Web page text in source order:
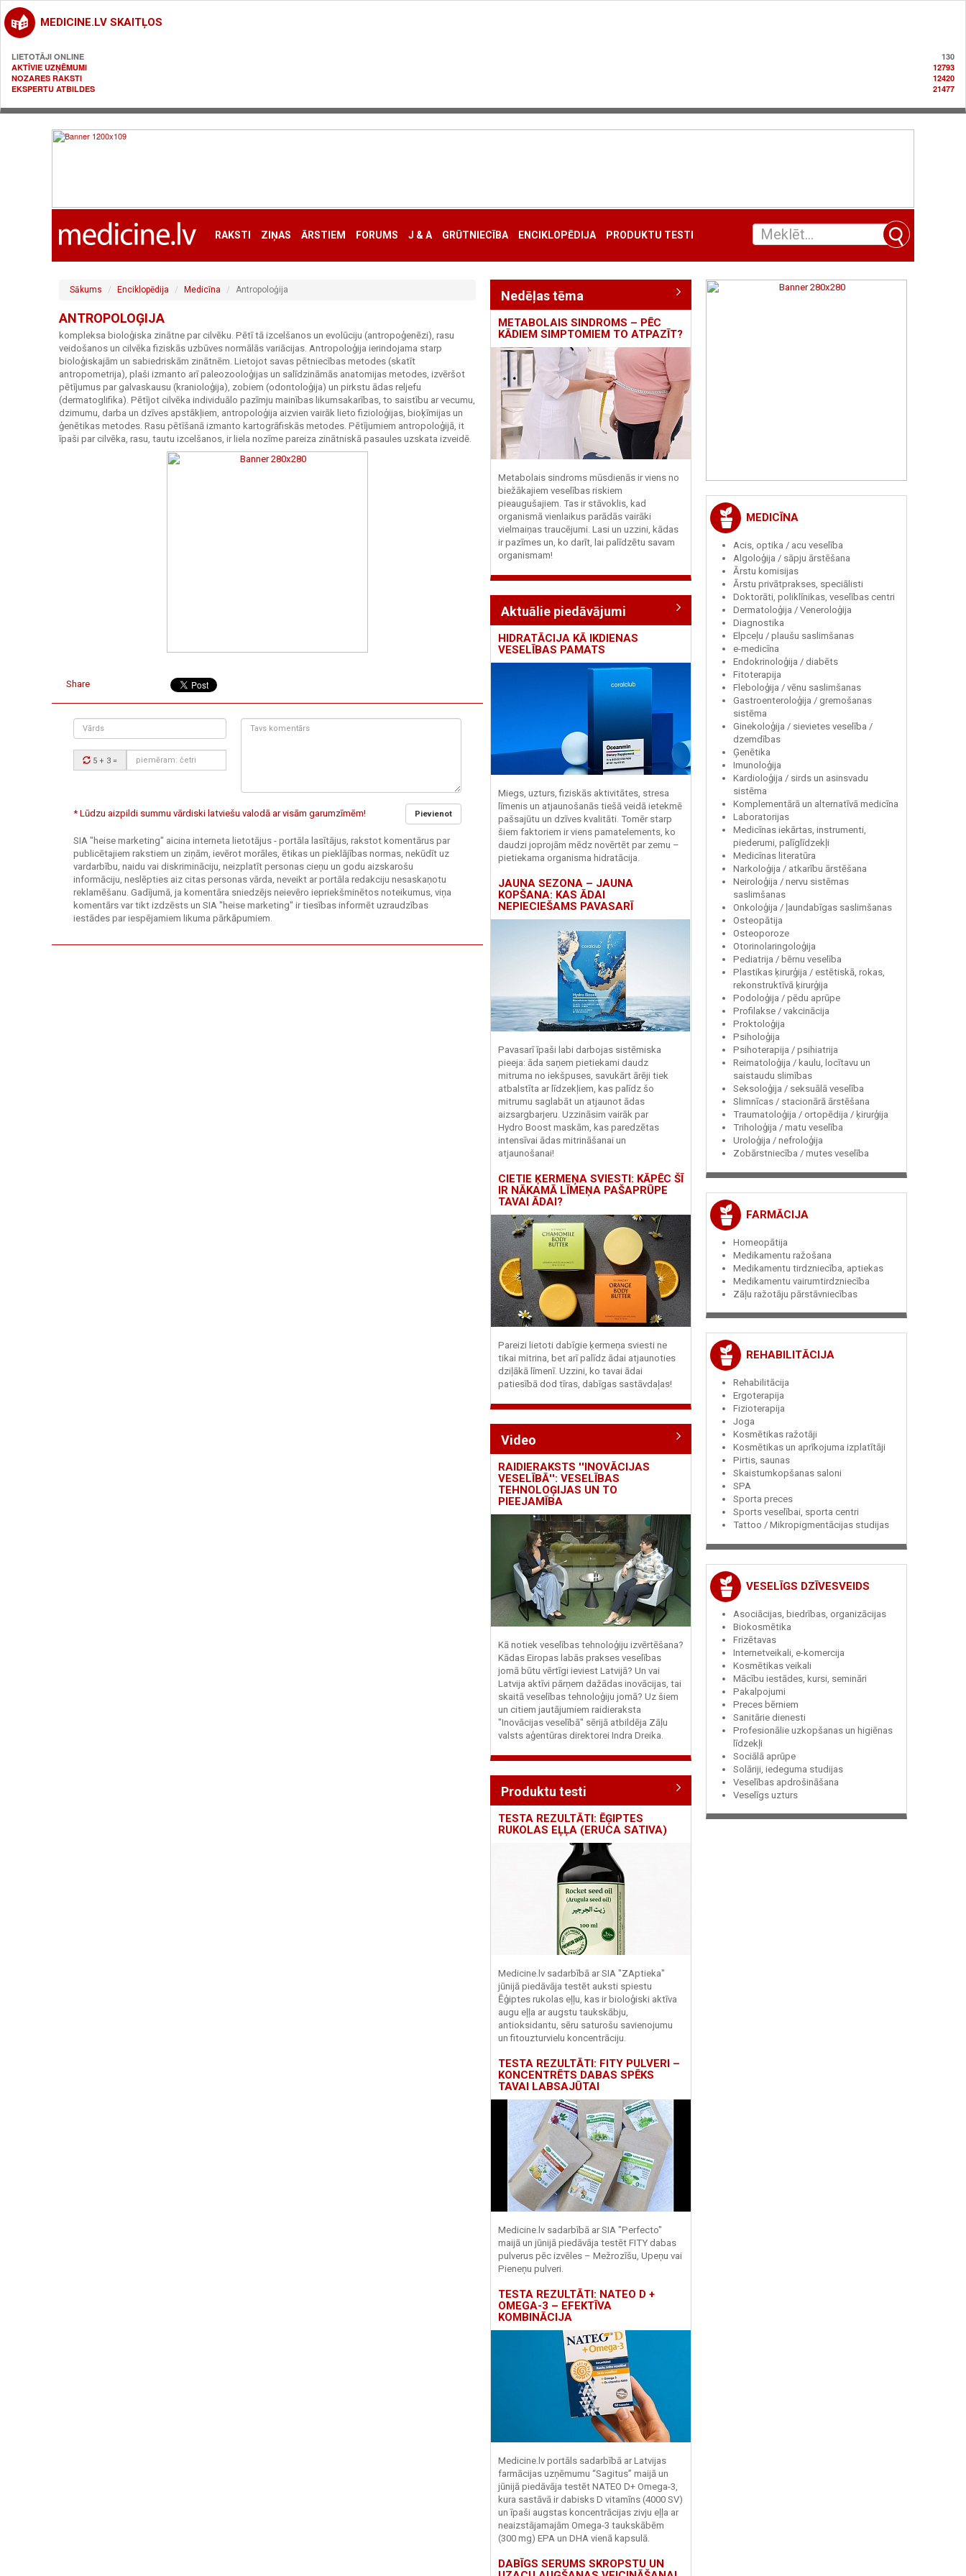
MEDICINE.LV SKAITĻOS
LIETOTĀJI ONLINE
130
AKTĪVIE UZŅĒMUMI
12793
NOZARES RAKSTI
12420
EKSPERTU ATBILDES
21477
RAKSTI ZIŅAS ĀRSTIEM FORUMS J & A GRŪTNIECĪBA ENCIKLOPĒDIJA PRODUKTU TESTI
Sākums Enciklopēdija Medicīna Antropoloģija
ANTROPOLOĢIJA
kompleksa bioloģiska zinātne par cilvēku. Pētī tā izcelšanos un evolūciju (antropoģenēzi), rasu
veidošanos un cilvēka fiziskās uzbūves normālās variācijas. Antropoloģija ierindojama starp
bioloģiskajām un sabiedriskām zinātnēm. Lietojot savas pētniecības metodes (skatīt
antropometrija), plaši izmanto arī paleozooloģijas un salīdzināmās anatomijas metodes, izvēršot
pētījumus par galvaskausu (kranioloģija), zobiem (odontoloģija) un pirkstu ādas reljefu
(dermatoglifika). Pētījot cilvēka individuālo pazīmju mainības likumsakarības, to saistību ar vecumu,
dzimumu, darba un dzīves apstākļiem, antropoloģija aizvien vairāk lieto fizioloģijas, bioķīmijas un
ģenētikas metodes. Rasu pētīšanā izmanto kartogrāfiskās metodes. Pētījumiem antropoloģijā, it
īpaši par cilvēka, rasu, tautu izcelšanos, ir liela nozīme pareiza zinātniskā pasaules uzskata izveidē.
Share
Vārds
Drošības
kods:
5 + 3 =
Tavs
Pievienot
* Lūdzu aizpildi summu vārdiski latviešu valodā ar visām garumzīmēm!
SIA "heise marketing" aicina interneta lietotājus - portāla lasītājus, rakstot komentārus par
publicētajiem rakstiem un ziņām, ievērot morāles, ētikas un pieklājības normas, nekūdīt uz
vardarbību, naidu vai diskrimināciju, neizplatīt personas cieņu un godu aizskarošu
informāciju, neslēpties aiz citas personas vārda, neveikt ar portāla redakciju nesaskaņotu
reklamēšanu. Gadījumā, ja komentāra sniedzējs neievēro iepriekšminētos noteikumus, viņa
komentārs var tikt izdzēsts un SIA "heise marketing" ir tiesības informēt uzraudzības
iestādes par iespējamiem likuma pārkāpumiem.
Nedēļas tēma
METABOLAIS SINDROMS – PĒC
KĀDIEM SIMPTOMIEM TO ATPAZĪT?
Metabolais sindroms mūsdienās ir viens no
biežākajiem veselības riskiem
pieaugušajiem. Tas ir stāvoklis, kad
organismā vienlaikus parādās vairāki
vielmaiņas traucējumi. Lasi un uzzini, kādas
ir pazīmes un, ko darīt, lai palīdzētu savam
organismam!
Aktuālie piedāvājumi
HIDRATĀCIJA KĀ IKDIENAS
VESELĪBAS PAMATS
Miegs, uzturs, fiziskās aktivitātes, stresa
līmenis un atjaunošanās tiešā veidā ietekmē
pašsajūtu un dzīves kvalitāti. Tomēr starp
šiem faktoriem ir viens pamatelements, ko
daudzi joprojām mēdz novērtēt par zemu –
pietiekama organisma hidratācija.
JAUNA SEZONA – JAUNA
KOPŠANA: KAS ĀDAI
NEPIECIEŠAMS PAVASARĪ
Pavasarī īpaši labi darbojas sistēmiska
pieeja: āda saņem pietiekami daudz
mitruma no iekšpuses, savukārt ārēji tiek
atbalstīta ar līdzekļiem, kas palīdz šo
mitrumu saglabāt un atjaunot ādas
aizsargbarjeru. Uzzināsim vairāk par
Hydro Boost maskām, kas paredzētas
intensīvai ādas mitrināšanai un
atjaunošanai!
CIETIE ĶERMEŅA SVIESTI: KĀPĒC ŠĪ
IR NĀKAMĀ LĪMEŅA PAŠAPRŪPE
TAVAI ĀDAI?
Pareizi lietoti dabīgie ķermeņa sviesti ne
tikai mitrina, bet arī palīdz ādai atjaunoties
dziļākā līmenī. Uzzini, ko tavai ādai
patiesībā dod tīras, dabīgas sastāvdaļas!
Video
RAIDIERAKSTS ''INOVĀCIJAS
VESELĪBĀ'': VESELĪBAS
TEHNOLOĢIJAS UN TO
PIEEJAMĪBA
Kā notiek veselības tehnoloģiju izvērtēšana?
Kādas Eiropas labās prakses veselības
jomā būtu vērtīgi ieviest Latvijā? Un vai
Latvija aktīvi pārņem dažādas inovācijas, tai
skaitā veselības tehnoloģiju jomā? Uz šiem
un citiem jautājumiem raidieraksta
"Inovācijas veselībā" sērijā atbildēja Zāļu
valsts aģentūras direktorei Indra Dreika.
Produktu testi
TESTA REZULTĀTI: ĒĢIPTES
RUKOLAS EĻĻA (ERUCA SATIVA)
Medicine.lv sadarbībā ar SIA "ZAptieka"
jūnijā piedāvāja testēt auksti spiestu
Ēģiptes rukolas eļļu, kas ir bioloģiski aktīva
augu eļļa ar augstu taukskābju,
antioksidantu, sēru saturošu savienojumu
un fitouzturvielu koncentrāciju.
TESTA REZULTĀTI: FITY PULVERI –
KONCENTRĒTS DABAS SPĒKS
TAVAI LABSAJŪTAI
Medicine.lv sadarbībā ar SIA "Perfecto"
maijā un jūnijā piedāvāja testēt FITY dabas
pulverus pēc izvēles – Mežrozīšu, Upeņu vai
Pieneņu pulveri.
TESTA REZULTĀTI: NATEO D +
OMEGA-3 – EFEKTĪVA
KOMBINĀCIJA
Medicine.lv portāls sadarbībā ar Latvijas
farmācijas uzņēmumu “Sagitus” maijā un
jūnijā piedāvāja testēt NATEO D+ Omega-3,
kura sastāvā ir dabisks D vitamīns (4000 SV)
un īpaši augstas koncentrācijas zivju eļļa ar
neaizstājamajām Omega-3 taukskābēm
(300 mg) EPA un DHA vienā kapsulā.
DABĪGS SERUMS SKROPSTU UN
MEDICĪNA
Acis, optika / acu veselība
Algoloģija / sāpju ārstēšana
Ārstu komisijas
Ārstu privātprakses, speciālisti
Doktorāti, poliklīnikas, veselības centri
Dermatoloģija / Veneroloģija
Diagnostika
Elpceļu / plaušu saslimšanas
e-medicīna
Endokrinoloģija / diabēts
Fitoterapija
Fleboloģija / vēnu saslimšanas
Gastroenteroloģija / gremošanas
sistēma
Ginekoloģija / sievietes veselība /
dzemdības
Ģenētika
Imunoloģija
Kardioloģija / sirds un asinsvadu
sistēma
Komplementārā un alternatīvā medicīna
Laboratorijas
Medicīnas iekārtas, instrumenti,
piederumi, palīglīdzekļi
Medicīnas literatūra
Narkoloģija / atkarību ārstēšana
Neiroloģija / nervu sistēmas
saslimšanas
Onkoloģija / ļaundabīgas saslimšanas
Osteopātija
Osteoporoze
Otorinolaringoloģija
Pediatrija / bērnu veselība
Plastikas ķirurģija / estētiskā, rokas,
rekonstruktīvā ķirurģija
Podoloģija / pēdu aprūpe
Profilakse / vakcinācija
Proktoloģija
Psiholoģija
Psihoterapija / psihiatrija
Reimatoloģija / kaulu, locītavu un
saistaudu slimības
Seksoloģija / seksuālā veselība
Slimnīcas / stacionārā ārstēšana
Traumatoloģija / ortopēdija / ķirurģija
Triholoģija / matu veselība
Uroloģija / nefroloģija
Zobārstniecība / mutes veselība
FARMĀCIJA
Homeopātija
Medikamentu ražošana
Medikamentu tirdzniecība, aptiekas
Medikamentu vairumtirdzniecība
Zāļu ražotāju pārstāvniecības
REHABILITĀCIJA
Rehabilitācija
Ergoterapija
Fizioterapija
Joga
Kosmētikas ražotāji
Kosmētikas un aprīkojuma izplatītāji
Pirtis, saunas
Skaistumkopšanas saloni
SPA
Sporta preces
Sports veselībai, sporta centri
Tattoo / Mikropigmentācijas studijas
VESELĪGS DZĪVESVEIDS
Asociācijas, biedrības, organizācijas
Biokosmētika
Frizētavas
Internetveikali, e-komercija
Kosmētikas veikali
Mācību iestādes, kursi, semināri
Pakalpojumi
Preces bērniem
Sanitārie dienesti
Profesionālie uzkopšanas un higiēnas
līdzekļi
Sociālā aprūpe
Solāriji, iedeguma studijas
Veselības apdrošināšana
Veselīgs uzturs